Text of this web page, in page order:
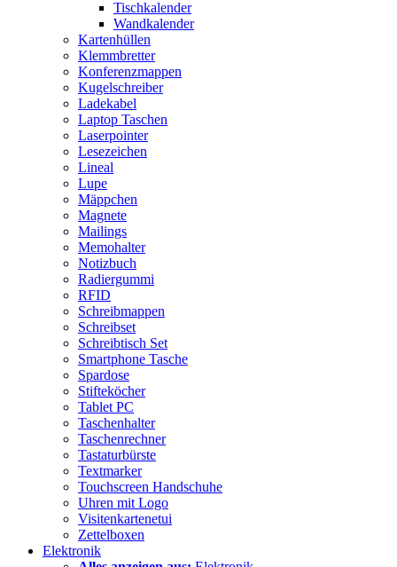
Tischkalender
Wandkalender
Kartenhüllen
Klemmbretter
Konferenzmappen
Kugelschreiber
Ladekabel
Laptop Taschen
Laserpointer
Lesezeichen
Lineal
Lupe
Mäppchen
Magnete
Mailings
Memohalter
Notizbuch
Radiergummi
RFID
Schreibmappen
Schreibset
Schreibtisch Set
Smartphone Tasche
Spardose
Stifteköcher
Tablet PC
Taschenhalter
Taschenrechner
Tastaturbürste
Textmarker
Touchscreen Handschuhe
Uhren mit Logo
Visitenkartenetui
Zettelboxen
Elektronik